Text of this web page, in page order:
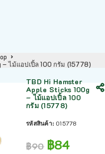
– ไม้แอปเปิ้ล 100 กรัม (15778)
TBD Hi Hamster
Apple Sticks 100g
– ไม้แอปเปิ้ล 100
กรัม (15778)
รหัสสินค้า: 015778
฿90 ฿84